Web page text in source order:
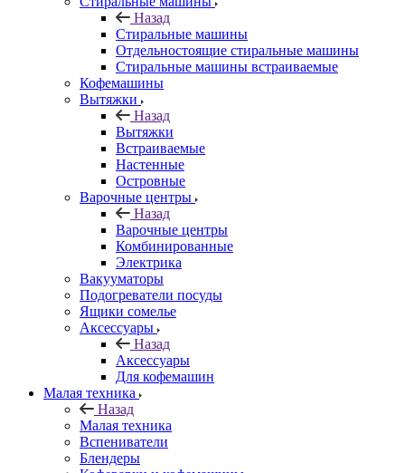
Назад
Стиральные машины
Отдельностоящие стиральные машины
Стиральные машины встраиваемые
Кофемашины
Вытяжки
Назад
Вытяжки
Встраиваемые
Настенные
Островные
Варочные центры
Назад
Варочные центры
Комбинированные
Электрика
Вакууматоры
Подогреватели посуды
Ящики сомелье
Аксессуары
Назад
Аксессуары
Для кофемашин
Малая техника
Назад
Малая техника
Вспениватели
Блендеры